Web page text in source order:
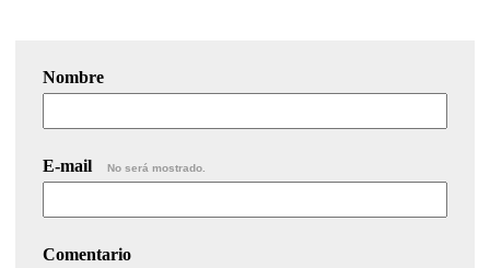
Nombre
E-mail No será mostrado.
Comentario